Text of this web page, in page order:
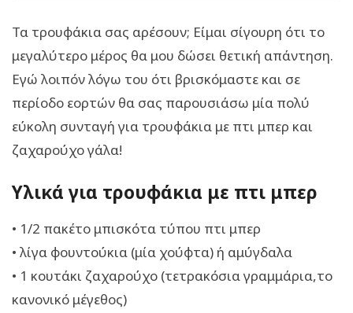
Τα τρουφάκια σας αρέσουν; Είμαι σίγουρη ότι το
μεγαλύτερο μέρος θα μου δώσει θετική απάντηση.
Εγώ λοιπόν λόγω του ότι βρισκόμαστε και σε
περίοδο εορτών θα σας παρουσιάσω μία πολύ
εύκολη συνταγή για τρουφάκια με πτι μπερ και
ζαχαρούχο γάλα!
Υλικά για τρουφάκια με πτι μπερ
• 1/2 πακέτο μπισκότα τύπου πτι μπερ
• λίγα φουντούκια (μία χούφτα) ή αμύγδαλα
• 1 κουτάκι ζαχαρούχο (τετρακόσια γραμμάρια,το
κανονικό μέγεθος)